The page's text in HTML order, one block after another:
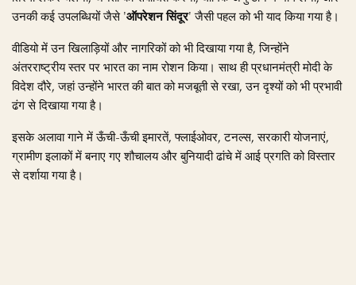
उनकी कई उपलब्धियों जैसे 'ऑपरेशन सिंदूर' जैसी पहल को भी याद किया गया है।
वीडियो में उन खिलाड़ियों और नागरिकों को भी दिखाया गया है, जिन्होंने
अंतरराष्ट्रीय स्तर पर भारत का नाम रोशन किया। साथ ही प्रधानमंत्री मोदी के
विदेश दौरे, जहां उन्होंने भारत की बात को मजबूती से रखा, उन दृश्यों को भी प्रभावी
ढंग से दिखाया गया है।
इसके अलावा गाने में ऊँची-ऊँची इमारतें, फ्लाईओवर, टनल्स, सरकारी योजनाएं,
ग्रामीण इलाकों में बनाए गए शौचालय और बुनियादी ढांचे में आई प्रगति को विस्तार
से दर्शाया गया है।